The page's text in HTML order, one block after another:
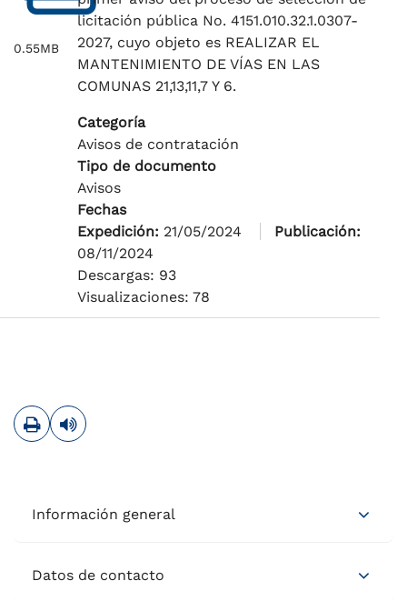
0.55MB
licitación pública No. 4151.010.32.1.0307-
2027, cuyo objeto es REALIZAR EL
MANTENIMIENTO DE VÍAS EN LAS
COMUNAS 21,13,11,7 Y 6.
Categoría
Avisos de contratación
Tipo de documento
Avisos
Fechas
Expedición: 21/05/2024
Publicación:
08/11/2024
Descargas: 93
Visualizaciones: 78
ImprimirLeer contenido
Información general
Datos de contacto